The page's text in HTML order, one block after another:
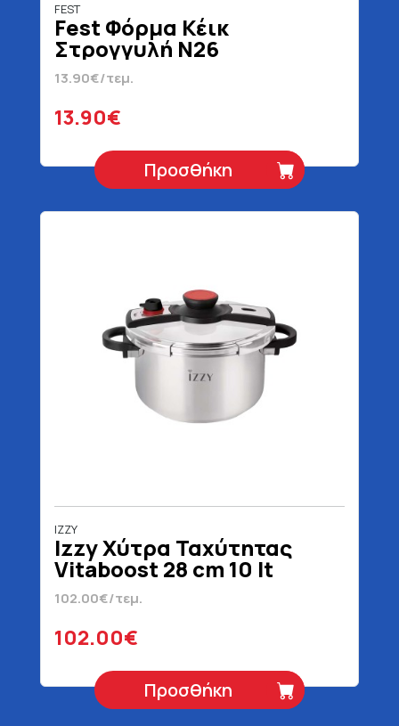
FEST
Fest Φόρμα Κέικ
Στρογγυλή Ν26
13.90€/τεμ.
13.90€
Προσθήκη
IZZY
Izzy Χύτρα Ταχύτητας
Vitaboost 28 cm 10 lt
102.00€/τεμ.
102.00€
Προσθήκη